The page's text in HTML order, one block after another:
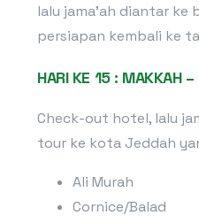
lalu jama’ah diantar
persiapan kembali ke
HARI KE 15 : MAKKAH
Check-out hotel, lalu
tour ke kota Jeddah
Ali Murah
Cornice/Balad